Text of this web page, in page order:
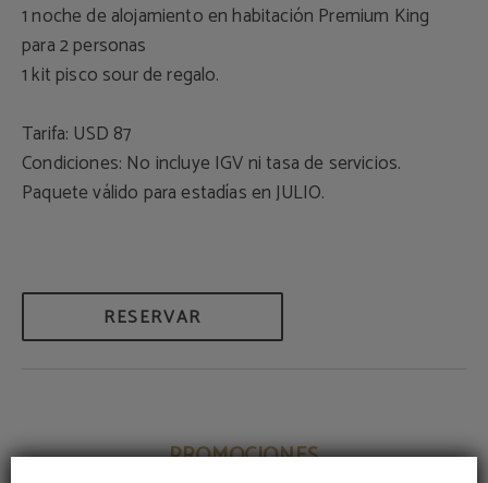
1 noche de alojamiento en habitación Premium King
para 2 personas
1 kit pisco sour de regalo.
Tarifa: USD 87
Condiciones: No incluye IGV ni tasa de servicios.
Paquete válido para estadías en JULIO.
RESERVAR
PROMOCIONES